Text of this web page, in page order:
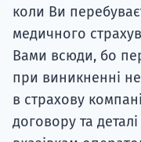
коли Ви
медичного
Вами всюди, бо
при виникненні
в страхову
договору та деталі